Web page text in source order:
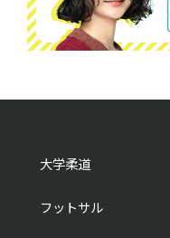
大学柔道
フットサル